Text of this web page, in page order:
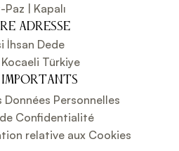
| Kapalı
ADRESSE
İhsan Dede
Türkiye
Personnelles
Confidentialité
relative aux Cookies